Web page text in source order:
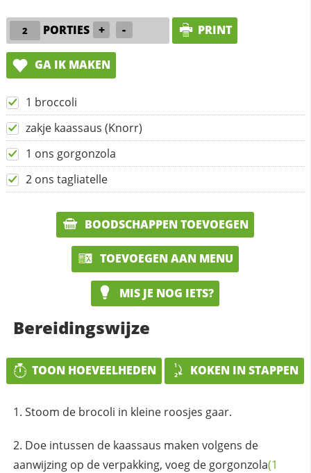
PORTIES + - PRINT
GA IK MAKEN
1 broccoli
zakje kaassaus (Knorr)
1 ons gorgonzola
2 ons tagliatelle
BOODSCHAPPEN TOEVOEGEN
TOEVOEGEN AAN MENU
MIS JE NOG IETS?
Bereidingswijze
TOON HOEVEELHEDEN KOKEN IN STAPPEN
Stoom de brocoli in kleine roosjes gaar.
Doe intussen de kaassaus maken volgens de
aanwijzing op de verpakking, voeg de gorgonzola(1